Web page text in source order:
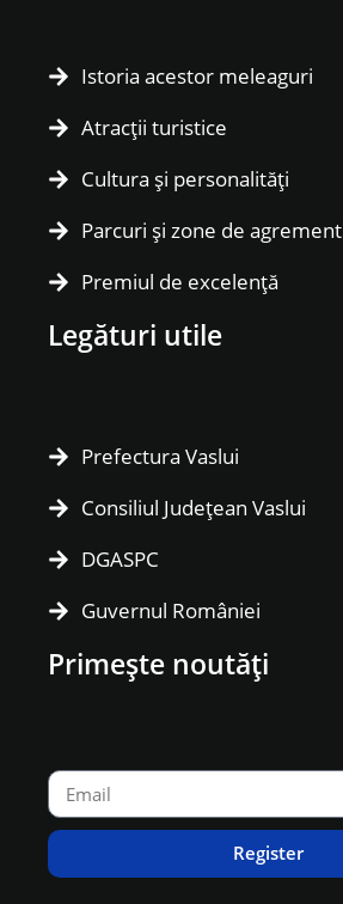
Istoria acestor meleaguri
Atracții turistice
Cultura și personalități
Parcuri și zone de agrement
Premiul de excelență
Legături utile
Prefectura Vaslui
Consiliul Județean Vaslui
DGASPC
Guvernul României
Primește noutăți
Register